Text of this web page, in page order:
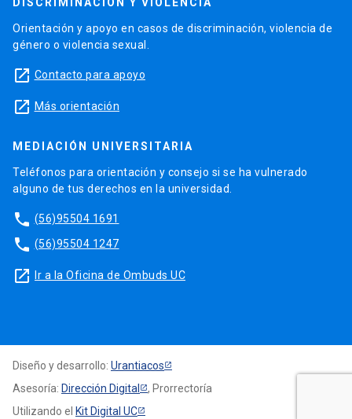
DISCRIMINACIÓN Y VIOLENCIA
Orientación y apoyo en casos de discriminación, violencia de
género o violencia sexual.
launch Contacto para apoyo
launch Más orientación
MEDIACIÓN UNIVERSITARIA
Teléfonos para orientación y consejo si se ha vulnerado
alguno de tus derechos en la universidad.
phone (56)95504 1691
phone (56)95504 1247
launch Ir a la Oficina de Ombuds UC
Diseño y desarrollo: Urantiacos
Asesoría: Dirección Digital
, Prorrectoría
Utilizando el Kit Digital UC